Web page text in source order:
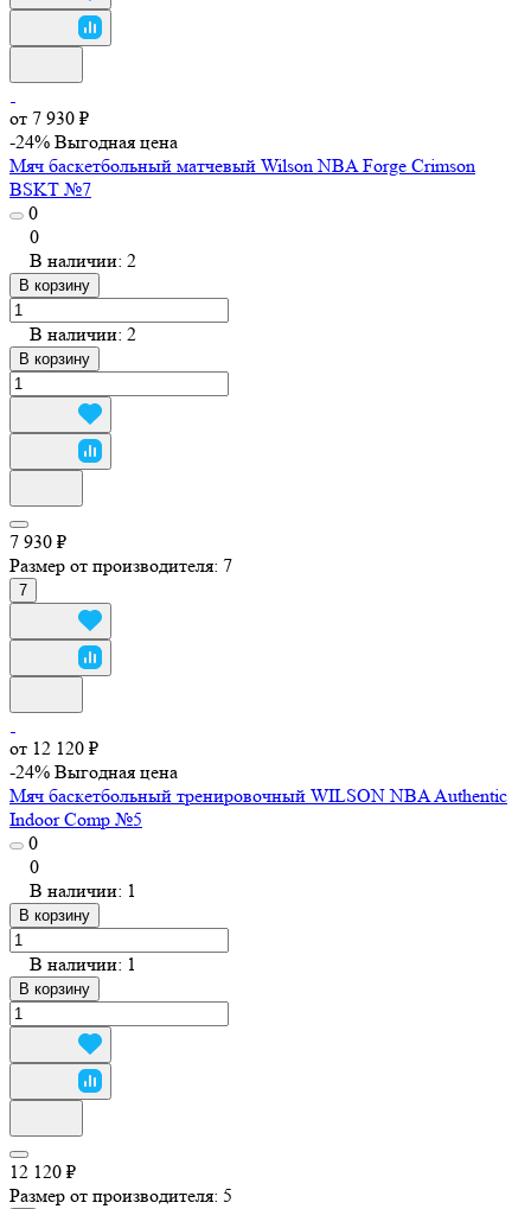
от 7 930 ₽
-24% Выгодная цена
Мяч баскетбольный матчевый Wilson NBA Forge Crimson
BSKT №7
0
0
В наличии: 2
В корзину
В наличии: 2
В корзину
7 930 ₽
Размер от производителя: 7
7
от 12 120 ₽
-24% Выгодная цена
Мяч баскетбольный тренировочный WILSON NBA Authentic
Indoor Comp №5
0
0
В наличии: 1
В корзину
В наличии: 1
В корзину
12 120 ₽
Размер от производителя: 5